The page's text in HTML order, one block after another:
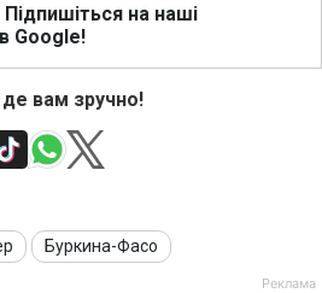
на наші
Google!
вам зручно!
Буркина-Фасо